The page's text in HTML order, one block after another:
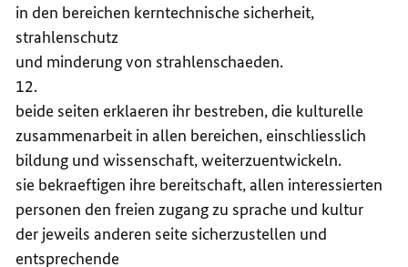
in den bereichen kerntechnische sicherheit,
strahlenschutz
und minderung von strahlenschaeden.
12.
beide seiten erklaeren ihr bestreben, die kulturelle
zusammenarbeit in allen bereichen, einschliesslich
bildung und wissenschaft, weiterzuentwickeln.
sie bekraeftigen ihre bereitschaft, allen interessierten
personen den freien zugang zu sprache und kultur
der jeweils anderen seite sicherzustellen und
entsprechende